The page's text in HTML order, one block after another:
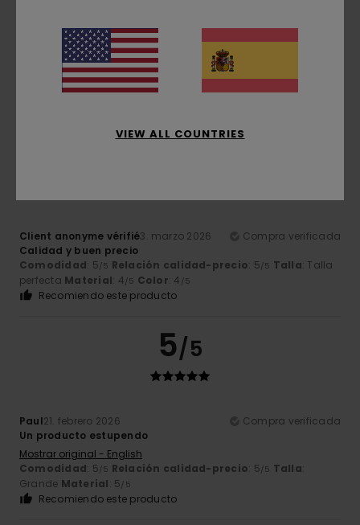
Guillomot12. marzo 2026
Compra verificada
De buen corte y cómodo
Mostrar original - Français
Comodidad: 5/5 Talla : Talla perfectaColor: 5/5
Client anonyme vérifié3. marzo 2026
Compra verificada
Calidad y buen precio
Comodidad: 5/5 Relación calidad-precio: 5/5 Talla: Talla
perfecta Material: 4/5 Color: 4 /5
Recomiendo este producto
5/5
Paul21. febrero 2026
Compra verificada
Un producto estupendo
Mostrar original - English
Comodidad: 5/5 Relación calidad-precio: 5/5 Talla:
Grande Material: 5/5
Recomiendo este producto
VIEW ALL COUNTRIES